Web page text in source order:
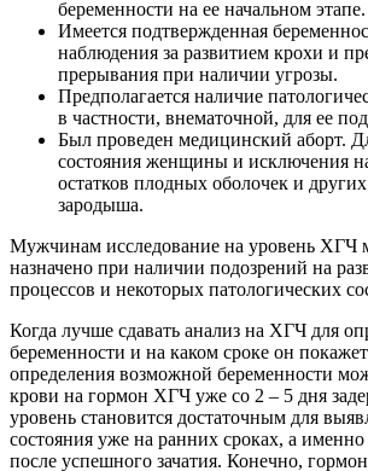
беременности на ее начальном этапе.
Имеется подтвержденная
наблюдения за развитием крохи и
прерывания при наличии угрозы.
Предполагается наличие
в частности, внематочной, для ее
Был проведен медицинский аборт.
состояния женщины и исключения
остатков плодных оболочек и других
зародыша.
Мужчинам исследование на уровень ХГЧ
назначено при наличии подозрений на
процессов и некоторых патологических
Когда лучше сдавать анализ на ХГЧ для
беременности и на каком сроке он покажет
определения возможной беременности
крови на гормон ХГЧ уже со 2 – 5 дня
уровень становится достаточным для
состояния уже на ранних сроках, а именно
после успешного зачатия. Конечно,